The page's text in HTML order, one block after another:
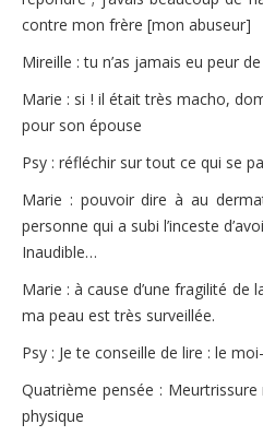
contre mon frère [mon abuseur]
Mireille : tu n’as jamais eu peur
Marie : si ! il était très macho,
pour son épouse
Psy : réfléchir sur tout ce qui se
Marie : pouvoir dire à au
personne qui a subi l’inceste
Inaudible…
Marie : à cause d’une fragilité de
ma peau est très surveillée.
Psy : Je te conseille de lire : le
Quatrième pensée :
physique